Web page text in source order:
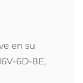
en su
6D-8E,